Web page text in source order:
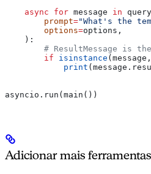
    async
for message in
        prompt
="What's the
        options
=options,
    ):
# ResultMessage is
        if
isinstance
            print
asyncio.run(main())
Adicionar mais ferramentas